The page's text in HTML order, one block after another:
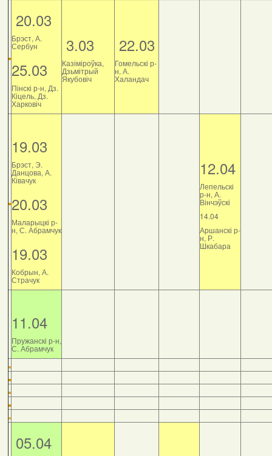
20.03
Брэст, А.
Сербун
25.03
Пінскі р-н, Дз.
Кіцель, Дз.
Харковіч
3.03
Казіміроўка,
Дзьмітрый
Якубовіч
22.03
Гомельскі р-
н, А.
Халандач
19.03
Брэст, Э.
Данцова, А.
Ківачук
20.03
Маларыцкі р-
н, С. Абрамчук
19.03
Кобрын, А.
Страчук
12.04
Лепельскі
р-н, А.
Вінчэўскі
14.04
Аршанскі р-
н, Р.
Шкабара
11.04
Пружанскі р-н,
С. Абрамчук
05.04